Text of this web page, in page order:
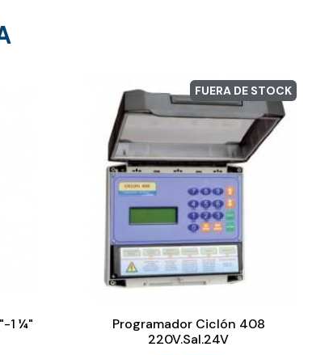
1 ¼"
FUERA DE STOCK
Programador Ciclón 408
220V.Sal.24V